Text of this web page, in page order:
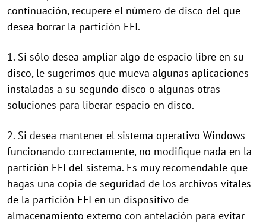
continuación, recupere el número de disco del que
desea borrar la partición EFI.
1. Si sólo desea ampliar algo de espacio libre en su
disco, le sugerimos que mueva algunas aplicaciones
instaladas a su segundo disco o algunas otras
soluciones para liberar espacio en disco.
2. Si desea mantener el sistema operativo Windows
funcionando correctamente, no modifique nada en la
partición EFI del sistema. Es muy recomendable que
hagas una copia de seguridad de los archivos vitales
de la partición EFI en un dispositivo de
almacenamiento externo con antelación para evitar